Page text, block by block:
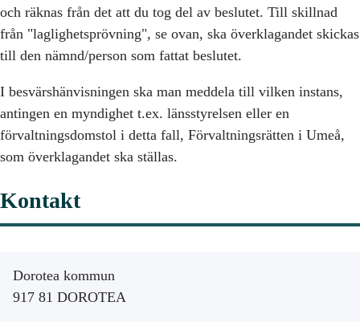
och räknas från det att du tog del av beslutet. Till skillnad
från "laglighetsprövning", se ovan, ska överklagandet skickas
till den nämnd/person som fattat beslutet.
I besvärshänvisningen ska man meddela till vilken instans,
antingen en myndighet t.ex. länsstyrelsen eller en
förvaltningsdomstol i detta fall, Förvaltningsrätten i Umeå,
som överklagandet ska ställas.
Kontakt
Dorotea kommun
917 81 DOROTEA